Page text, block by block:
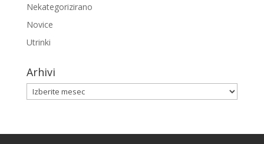
Nekategorizirano
Novice
Utrinki
Arhivi
Arhivi